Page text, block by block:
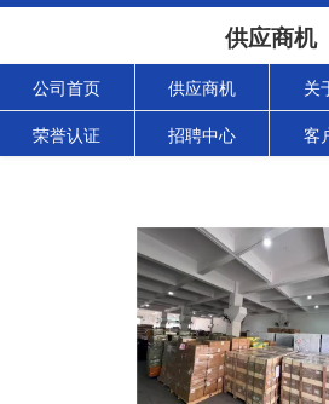
供应商机
公司首页 供应商机 关
荣誉认证 招聘中心 客